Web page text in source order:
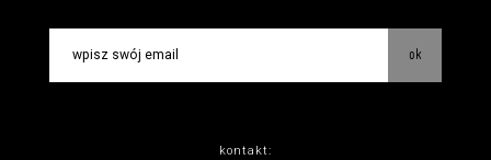
ok
kontakt: